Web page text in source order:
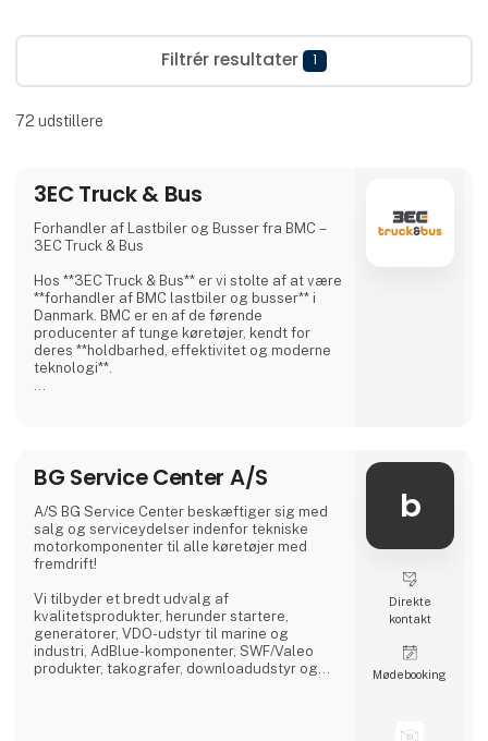
Filtrér resultater 1
72 udstillere
3EC Truck & Bus
Forhandler af Lastbiler og Busser fra BMC –
3EC Truck & Bus
Hos **3EC Truck & Bus** er vi stolte af at være
**forhandler af BMC lastbiler og busser** i
Danmark. BMC er en af de førende
producenter af tunge køretøjer, kendt for
deres **holdbarhed, effektivitet og moderne
teknologi**.
✅ **Anlægslastbiler** – Robuste og
velegnede til krævende arbejdsopgaver.
✅ **Trækkere** – Kraftfulde og effektive til
langdistancetransport.
BMC-lastbiler er designet med
BG Service Center A/S
A/S BG Service Center beskæftiger sig med
salg og serviceydelser indenfor tekniske
motorkomponenter til alle køretøjer med
fremdrift!
Vi tilbyder et bredt udvalg af
kvalitetsprodukter, herunder startere,
generatorer, VDO-udstyr til marine og
industri, AdBlue-komponenter, SWF/Valeo
produkter, takografer, downloadudstyr og
b
Direkte
kontakt
Møde­booking